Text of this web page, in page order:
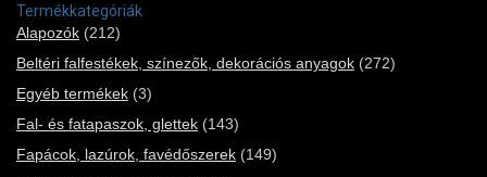
Termékkategóriák
Alapozók (212)
Beltéri falfestékek, színezők, dekorációs anyagok (272)
Egyéb termékek (3)
Fal- és fatapaszok, glettek (143)
Fapácok, lazúrok, favédőszerek (149)